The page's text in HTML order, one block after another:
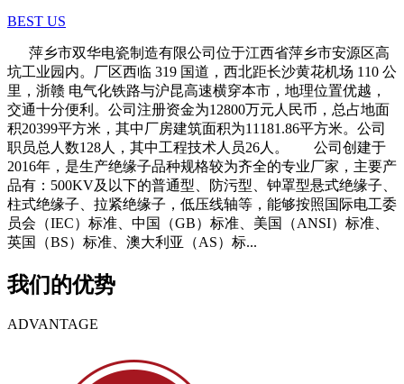
BEST US
萍乡市双华电瓷制造有限公司位于江西省萍乡市安源区高
坑工业园内。厂区西临 319 国道，西北距长沙黄花机场 110 公
里，浙赣 电气化铁路与沪昆高速横穿本市，地理位置优越，
交通十分便利。公司注册资金为12800万元人民币，总占地面
积20399平方米，其中厂房建筑面积为11181.86平方米。公司
职员总人数128人，其中工程技术人员26人。 公司创建于
2016年，是生产绝缘子品种规格较为齐全的专业厂家，主要产
品有：500KV及以下的普通型、防污型、钟罩型悬式绝缘子、
柱式绝缘子、拉紧绝缘子，低压线轴等，能够按照国际电工委
员会（IEC）标准、中国（GB）标准、美国（ANSI）标准、
英国（BS）标准、澳大利亚（AS）标...
我们的优势
ADVANTAGE